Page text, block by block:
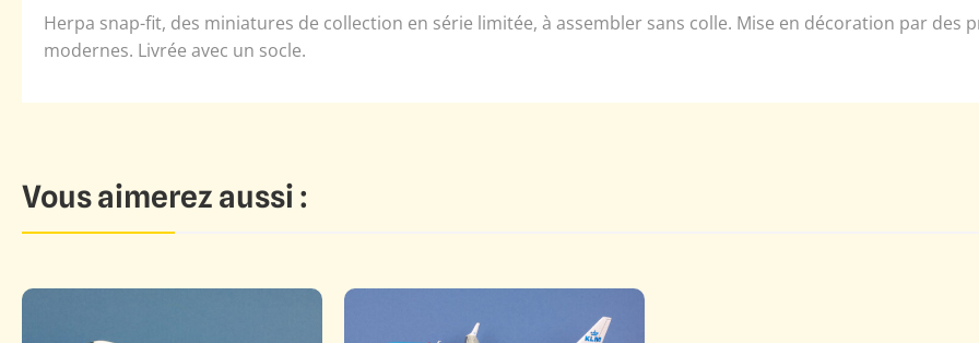
Herpa snap-fit, des miniatures de collection en série limitée, à assembler sans colle. Mise en décoration par des
modernes. Livrée avec un socle.
Vous aimerez aussi :